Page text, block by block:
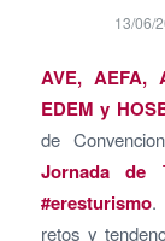
13/06/
AVE, AEFA,
EDEM y
de
Jornada de
#eresturismo.
retos y